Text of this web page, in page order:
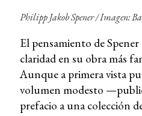
Philipp Jakob Spener / Imagen:
El pensamiento de
claridad en su obra más
Aunque a primera vista
volumen modesto
prefacio a una colección